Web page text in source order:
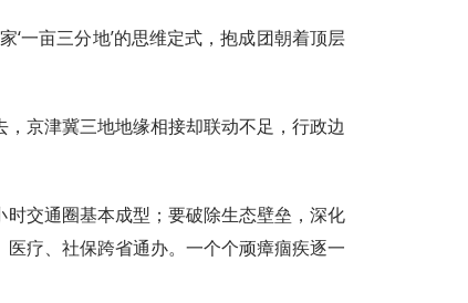
‘一亩三分地’的思维定式，抱成团朝着顶层
京津冀三地地缘相接却联动不足，行政边
交通圈基本成型；要破除生态壁垒，深化
疗、社保跨省通办。一个个顽瘴痼疾逐一